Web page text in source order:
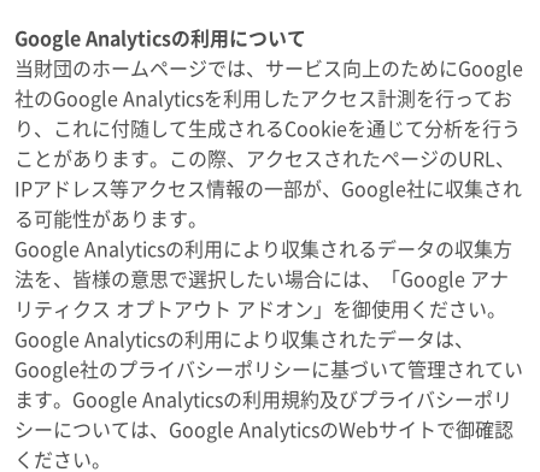
Google Analyticsの利用について
当財団のホームページでは、サービス向上のためにGoogle
社のGoogle Analyticsを利用したアクセス計測を行ってお
り、これに付随して生成されるCookieを通じて分析を行う
ことがあります。この際、アクセスされたページのURL、
IPアドレス等アクセス情報の一部が、Google社に収集され
る可能性があります。
Google Analyticsの利用により収集されるデータの収集方
法を、皆様の意思で選択したい場合には、「Google アナ
リティクス オプトアウト アドオン」を御使用ください。
Google Analyticsの利用により収集されたデータは、
Google社のプライバシーポリシーに基づいて管理されてい
ます。Google Analyticsの利用規約及びプライバシーポリ
シーについては、Google AnalyticsのWebサイトで御確認
ください。